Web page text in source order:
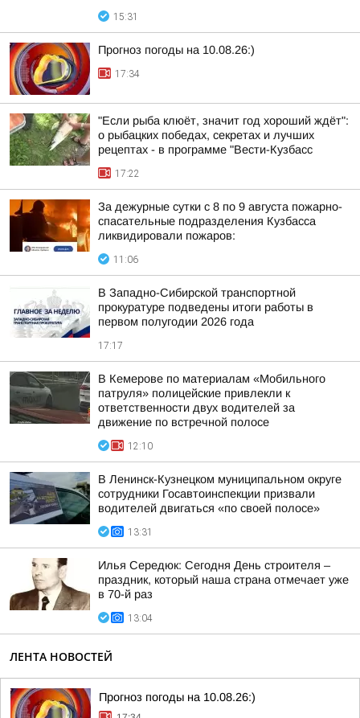
15:31
Прогноз погоды на 10.08.26:)
17:34
"Если рыба клюёт, значит год хороший ждёт":
о рыбацких победах, секретах и лучших
рецептах - в программе "Вести-Кузбасс
17:22
За дежурные сутки с 8 по 9 августа пожарно-
спасательные подразделения Кузбасса
ликвидировали пожаров:
11:06
В Западно-Сибирской транспортной
прокуратуре подведены итоги работы в
первом полугодии 2026 года
17:17
В Кемерове по материалам «Мобильного
патруля» полицейские привлекли к
ответственности двух водителей за
движение по встречной полосе
12:10
В Ленинск-Кузнецком муниципальном округе
сотрудники Госавтоинспекции призвали
водителей двигаться «по своей полосе»
13:31
Илья Середюк: Сегодня День строителя –
праздник, который наша страна отмечает уже
в 70-й раз
13:04
ЛЕНТА НОВОСТЕЙ
Прогноз погоды на 10.08.26:)